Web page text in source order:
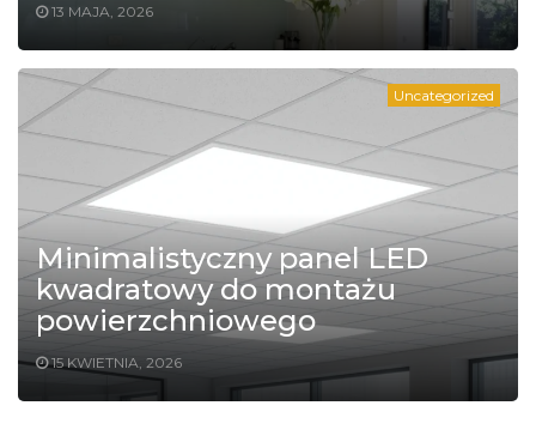
13 MAJA, 2026
Uncategorized
Minimalistyczny panel LED
kwadratowy do montażu
powierzchniowego
15 KWIETNIA, 2026